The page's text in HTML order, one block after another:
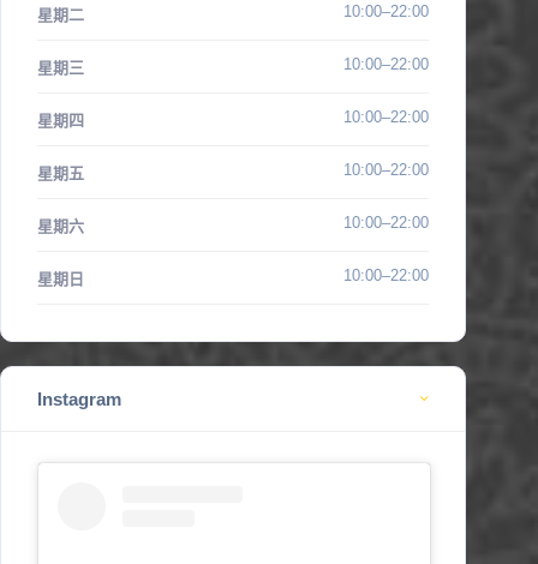
星期二 10:00–22:00
星期三 10:00–22:00
星期四 10:00–22:00
星期五 10:00–22:00
星期六 10:00–22:00
星期日 10:00–22:00
Instagram